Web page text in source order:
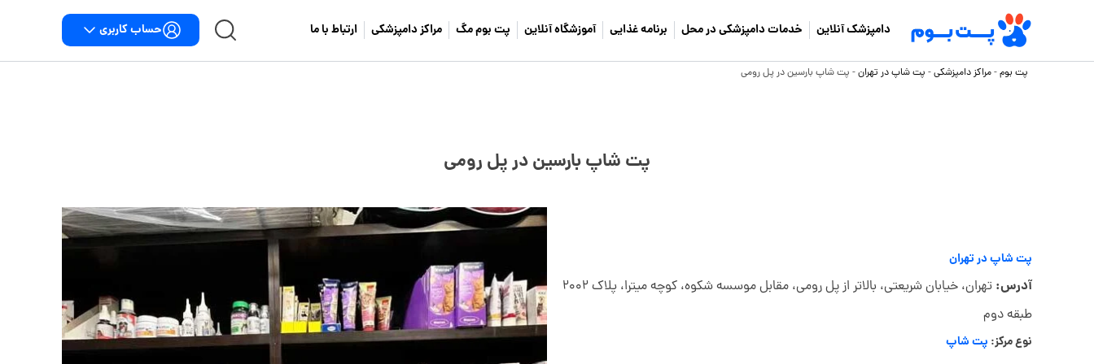
دامپزشک آنلاین خدمات دامپزشکی در محل برنامه غذایی آموزشگاه آنلاین پت بوم مگ مراکز دامپزشکی ارتباط با ما حساب کاربری
پت بوم-مراکز دامپزشکی- پت شاپ در تهران- پت شاپ بارسین در پل رومی
پت شاپ بارسین در پل رومی
پت شاپ در تهران
آدرس:
تهران، خیابان شریعتی، بالاتر از پل رومی، مقابل موسسه شکوه، کوچه میترا، پلاک ۲۰۰۲
طبقه دوم
نوع مرکز: پت شاپ